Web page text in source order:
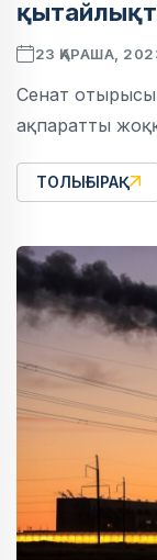
23 ҚАРАША,
Сенат
ақпаратты
ТОЛЫҒЫРАҚ